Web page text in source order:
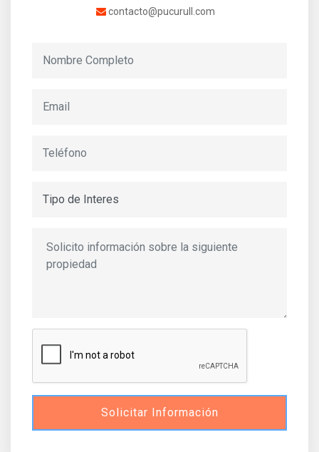
contacto@pucurull.com
Solicitar Información